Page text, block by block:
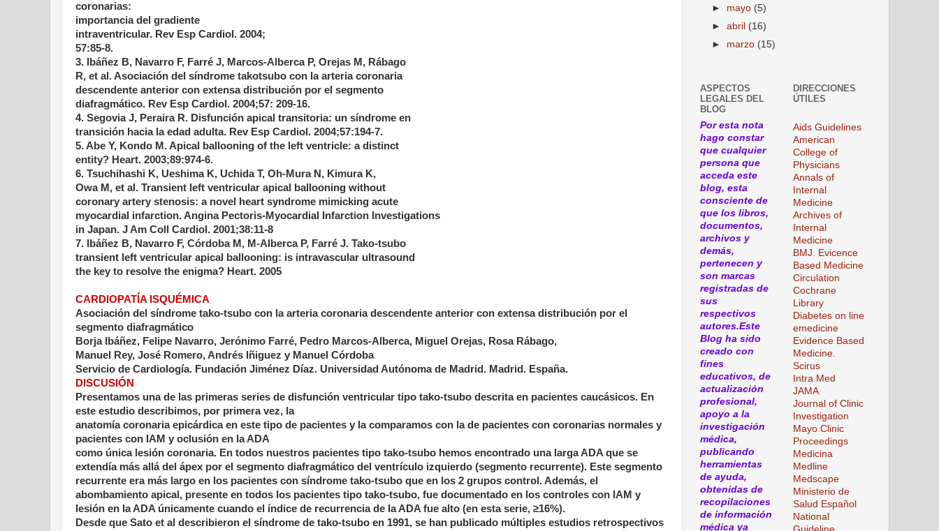
coronarias:
importancia del gradiente
intraventricular. Rev Esp Cardiol. 2004;
57:85-8.
3. Ibáñez B, Navarro F, Farré J, Marcos-Alberca P, Orejas M, Rábago
R, et al. Asociación del síndrome takotsubo con la arteria coronaria
descendente anterior con extensa distribución por el segmento
diafragmático. Rev Esp Cardiol. 2004;57: 209-16.
4. Segovia J, Peraira R. Disfunción apical transitoria: un síndrome en
transición hacia la edad adulta. Rev Esp Cardiol. 2004;57:194-7.
5. Abe Y, Kondo M. Apical ballooning of the left ventricle: a distinct
entity? Heart. 2003;89:974-6.
6. Tsuchihashi K, Ueshima K, Uchida T, Oh-Mura N, Kimura K,
Owa M, et al. Transient left ventricular apical ballooning without
coronary artery stenosis: a novel heart syndrome mimicking acute
myocardial infarction. Angina Pectoris-Myocardial Infarction Investigations
in Japan. J Am Coll Cardiol. 2001;38:11-8
7. Ibáñez B, Navarro F, Córdoba M, M-Alberca P, Farré J. Tako-tsubo
transient left ventricular apical ballooning: is intravascular ultrasound
the key to resolve the enigma? Heart. 2005
CARDIOPATÍA ISQUÉMICA
Asociación del síndrome tako-tsubo con la arteria coronaria descendente anterior con extensa distribución por el
segmento diafragmático
Borja Ibáñez, Felipe Navarro, Jerónimo Farré, Pedro Marcos-Alberca, Miguel Orejas, Rosa Rábago,
Manuel Rey, José Romero, Andrés Iñiguez y Manuel Córdoba
Servicio de Cardiología. Fundación Jiménez Díaz. Universidad Autónoma de Madrid. Madrid. España.
DISCUSIÓN
Presentamos una de las primeras series de disfunción ventricular tipo tako-tsubo descrita en pacientes caucásicos. En
este estudio describimos, por primera vez, la
anatomía coronaria epicárdica en este tipo de pacientes y la comparamos con la de pacientes con coronarias normales y
pacientes con IAM y oclusión en la ADA
como única lesión coronaria. En todos nuestros pacientes tipo tako-tsubo hemos encontrado una larga ADA que se
extendía más allá del ápex por el segmento diafragmático del ventrículo izquierdo (segmento recurrente). Este segmento
recurrente era más largo en los pacientes con síndrome tako-tsubo que en los 2 grupos control. Además, el
abombamiento apical, presente en todos los pacientes tipo tako-tsubo, fue documentado en los controles con IAM y
lesión en la ADA únicamente cuando el índice de recurrencia de la ADA fue alto (en esta serie, ≥16%).
Desde que Sato et al describieron el síndrome de tako-tsubo en 1991, se han publicado múltiples estudios retrospectivos
► mayo (5)
►abril (16)
► marzo (15)
ASPECTOS
LEGALES DEL
BLOG
Por esta nota
hago constar
que cualquier
persona que
acceda este
blog, esta
consciente de
que los libros,
documentos,
archivos y
demás,
pertenecen y
son marcas
registradas de
sus
respectivos
autores.Este
Blog ha sido
creado con
fines
educativos, de
actualización
profesional,
apoyo a la
investigación
médica,
publicando
herramientas
de ayuda,
obtenidas de
recopilaciones
de información
médica ya
DIRECCIONES
ÚTILES
Aids Guidelines
American
College of
Physicians
Annals of
Internal
Medicine
Archives of
Internal
Medicine
BMJ. Evicence
Based Medicine
Circulation
Cochrane
Library
Diabetes on line
emedicine
Evidence Based
Medicine.
Scirus
Intra Med
JAMA
Journal of Clinic
Investigation
Mayo Clinic
Proceedings
Medicina
Medline
Medscape
Ministerio de
Salud Español
National
Guideline